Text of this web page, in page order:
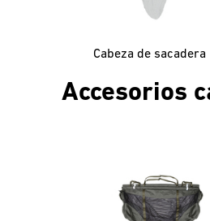
Cabeza de sacadera
Accesorios